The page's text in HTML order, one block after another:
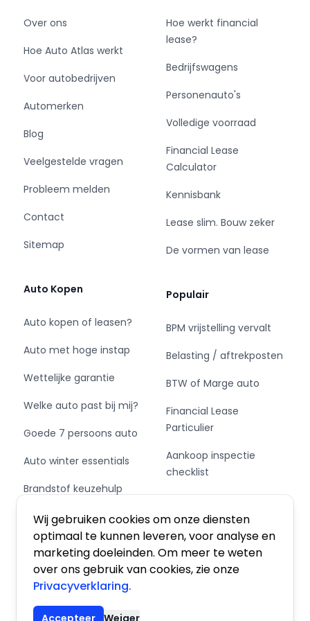
Wij gebruiken cookies om onze diensten
optimaal te kunnen leveren, voor analyse en
marketing doeleinden. Om meer te weten
over ons gebruik van cookies, zie onze
Privacyverklaring.
Accepteer Weiger
- Garantie tot 24-maanden met dekking in
- Financiering & lease geheel flexibel en op
maat, zowel particulier als zakelijk.
- DEKRA-aankoopkeuring uitgevoerd door een
onafhankelijke DEKRA-engineer.
Is jouw interesse gewekt? Heb je vragen over
neem dan vrijblijvend contact op. Wij
informeren je graag persoonlijk bij een bezoek
aan onze vestiging in Kerkrade. Tijdens
bezichtigen en/of proefrijden.
Een proefrit is altijd mogelijk, ook zonder
= Bedrijfsinformatie =
***Bedrijfsvakantie***
Van 2 augustus tot en met 23 augustus zijn wij
gesloten vanwege onze bedrijfsvakantie. Vanaf
24 augustus zijn we weer bereikbaar volgens de
gebruikelijke openingstijden. Je kunt vanaf 24
Bedankt voor je begrip en namens ons team
wensen wij je een fijne zomervakantie!
Disclaimer: schrijf- en typefouten
Over ons
Hoe Auto Atlas werkt
Voor autobedrijven
Automerken
Blog
Veelgestelde vragen
Probleem melden
Contact
Sitemap
Auto Kopen
Auto kopen of leasen?
Auto met hoge instap
Wettelijke garantie
Welke auto past bij mij?
Goede 7 persoons auto
Auto winter essentials
Brandstof keuzehulp
Schakel of automaat?
Hoe werkt financial
lease?
Bedrijfswagens
Personenauto's
Volledige voorraad
Financial Lease
Calculator
Kennisbank
Lease slim. Bouw zeker
De vormen van lease
Populair
BPM vrijstelling vervalt
Belasting / aftrekposten
BTW of Marge auto
Financial Lease
Particulier
Aankoop inspectie
checklist
Private Leasen,
Financieren of Kopen?